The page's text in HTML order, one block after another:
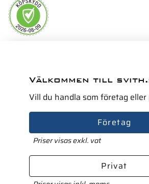
Välkommen till
Vill du handla som företag
Företag
Priser visas exkl. vat
Privat